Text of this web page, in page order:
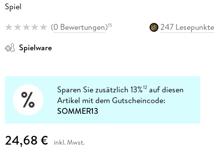
Spiel
(0 Bewertungen)15
247 Lesepunkte
Spielware
Sparen Sie zusätzlich 13%12 auf diesen
Artikel mit dem Gutscheincode:
SOMMER13
24,68 € inkl. Mwst.